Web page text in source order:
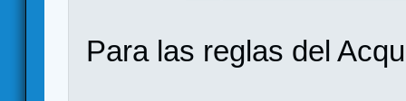
Para las reglas del